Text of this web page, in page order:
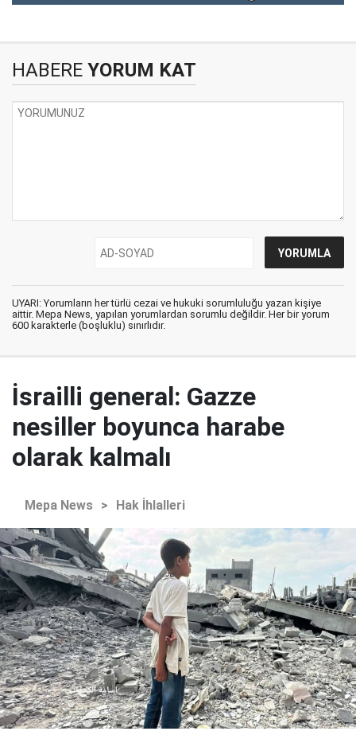
HABERE YORUM KAT
UYARI: Yorumların her türlü cezai ve hukuki sorumluluğu yazan kişiye
aittir. Mepa News, yapılan yorumlardan sorumlu değildir. Her bir yorum
600 karakterle (boşluklu) sınırlıdır.
İsrailli general: Gazze
nesiller boyunca harabe
olarak kalmalı
Mepa News > Hak İhlalleri